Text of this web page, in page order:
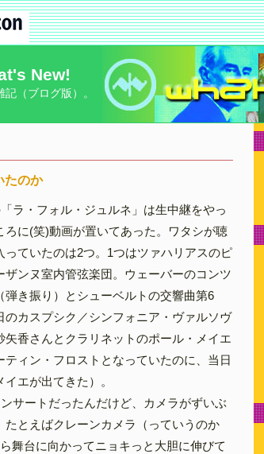
New!
（ブログ版）。
たのか
ラ・フォル・ジュルネ」は生中継をやっ
ろに(笑)動画が置いてあった。ワタシが聴
っていたのは2つ。1つはツァハリアスのピ
ザンヌ室内管弦楽団。ウェーバーのコンツ
弾き振り）とシューベルトの交響曲第6
のカスプシク／シンフォニア・ヴァルソヴ
矢香さんとクラリネットのポール・メイエ
ティン・フロストとなっていたのに、当日
エが出てきた）。
サートだったんだけど、カメラがずいぶ
たとえばクレーンカメラ（っていうのか
舞台に向かってニョキっと大胆に伸びて